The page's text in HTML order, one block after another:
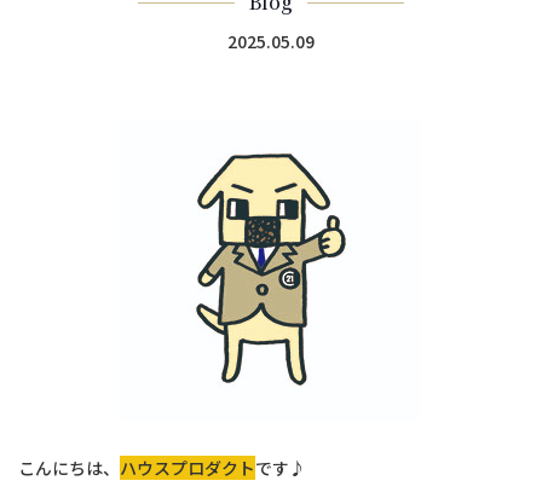
2025.05.09
こんにちは、 ハウスプロダクトです♪